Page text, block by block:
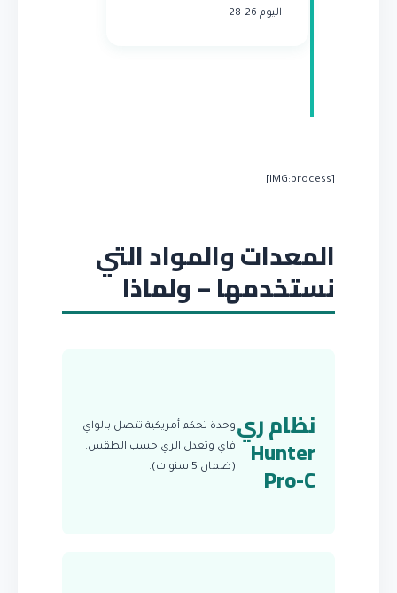
اليوم 26-28
المعدات والمواد التي
نستخدمها – ولماذا
نظام ري
Hunter
Pro-C
وحدة تحكم أمريكية تتصل بالواي
فاي وتعدل الري حسب الطقس.
(ضمان 5 سنوات).